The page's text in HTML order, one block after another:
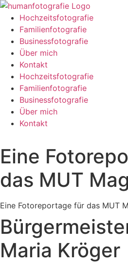
Zum
Inhalt
springen
Hochzeitsfotografie
Familienfotografie
Businessfotografie
Über mich
Kontakt
Hochzeitsfotografie
Familienfotografie
Businessfotografie
Über mich
Kontakt
Eine
das MUT
Eine Fotoreportage für das MUT
Maria Kröger